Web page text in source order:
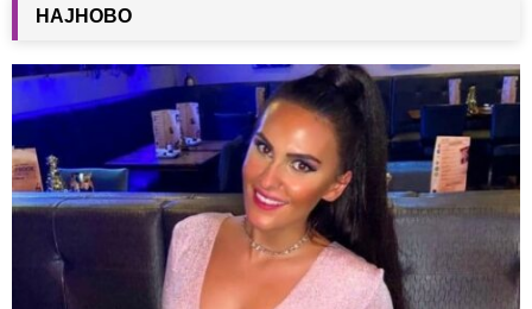
НАЈНОВО